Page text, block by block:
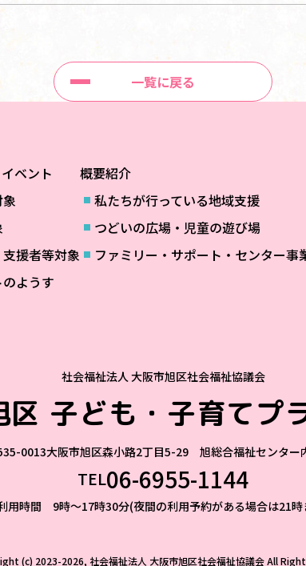
一覧に戻る
ベント
援者等対象
ようす
概要紹介
私たちが行っている地域支援
つどいの広場・児童の遊び場
ファミリー・サポート・センター事
社会福祉法人 大阪市旭区社会福祉協議会
区 子ども・子育てプ
0013大阪市旭区森小路2丁目5-29 旭総合福祉センタ
TEL06-6955-1144
用時間 9時～17時30分(夜間の利用予約がある場合は21時
(c) 2023-2026, 社会福祉法人 大阪市旭区社会福祉協議会All